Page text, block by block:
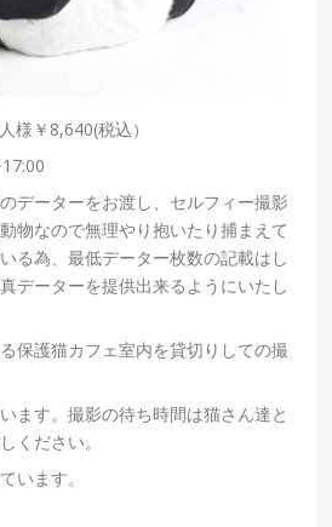
様￥ 8,640(税込）
データーをお渡し、セルフィー撮影
物なので無理やり抱いたり捕まえて
る為、最低データー枚数の記載はし
データーを提供出来るようにいたし
保護猫カフェ室内を貸切りしての撮
ます。撮影の待ち時間は猫さん達と
ください。
います。